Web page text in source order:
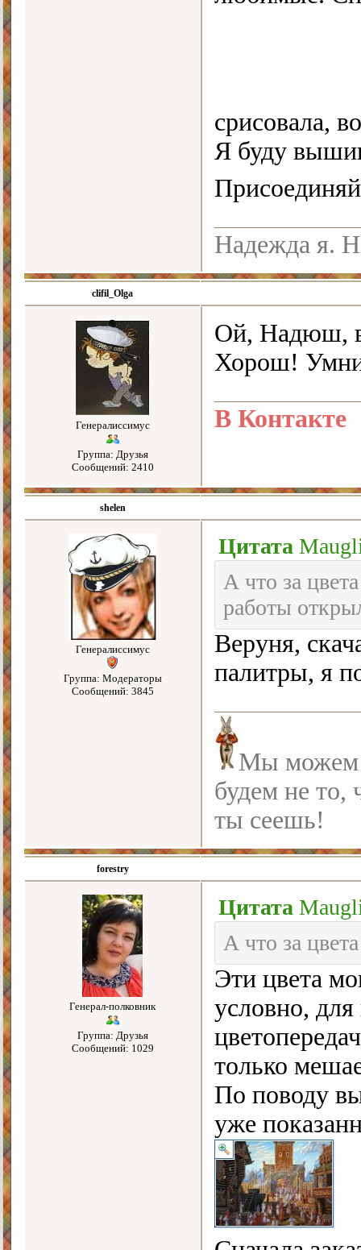
срисовала,
Я буду
Надежда я.
clifil_Olga
Генералиссимус
Группа: Друзья
Сообщений: 2410
Ой, Надюш,
Хорош!
В Контакте
shelen
Генералиссимус
Группа: Модераторы
Сообщений: 3845
Цитата
А что за
работы
Веруня,
палитры, я
Мы можем
будем не то,
ты сеешь!
forestry
Генерал-полковник
Группа: Друзья
Сообщений: 1029
Цитата
А что за
Эти цвета
условно,
только
По поводу
уже